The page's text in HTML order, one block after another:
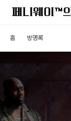
홈 방명록